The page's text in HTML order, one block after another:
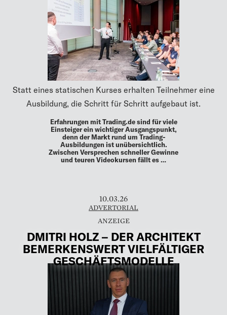
Statt eines statischen Kurses erhalten Teilnehmer eine
Ausbildung, die Schritt für Schritt aufgebaut ist.
Erfahrungen mit Trading.de sind für viele
Einsteiger ein wichtiger Ausgangspunkt,
denn der Markt rund um Trading-
Ausbildungen ist unübersichtlich.
Zwischen Versprechen schneller Gewinne
und teuren Videokursen fällt es …
10.03.26
ADVERTORIAL
DMITRI HOLZ – DER ARCHITEKT
BEMERKENSWERT VIELFÄLTIGER
GESCHÄFTSMODELLE